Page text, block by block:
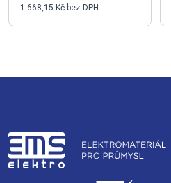
1 668,15 Kč bez DPH